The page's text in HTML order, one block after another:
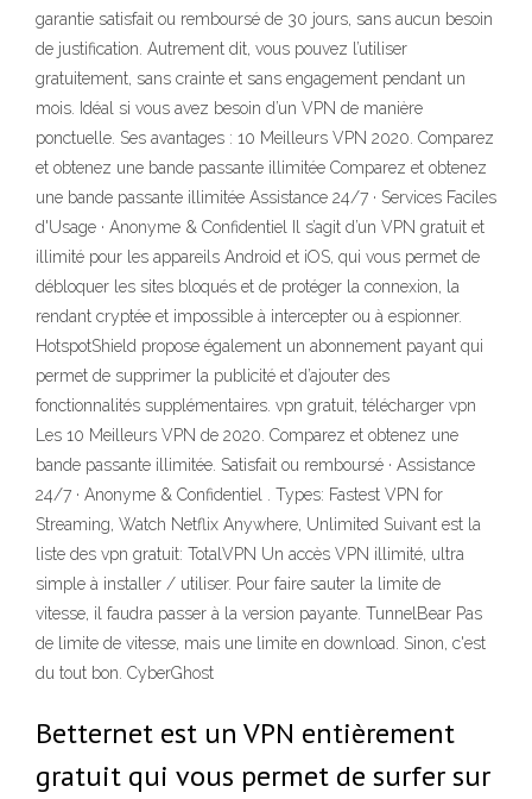
garantie satisfait ou remboursé de 30 jours, sans aucun besoin
de justification. Autrement dit, vous pouvez l’utiliser
gratuitement, sans crainte et sans engagement pendant un
mois. Idéal si vous avez besoin d’un VPN de manière
ponctuelle. Ses avantages : 10 Meilleurs VPN 2020. Comparez
et obtenez une bande passante illimitée Comparez et obtenez
une bande passante illimitée Assistance 24/7 · Services Faciles
d'Usage · Anonyme & Confidentiel Il s’agit d’un VPN gratuit et
illimité pour les appareils Android et iOS, qui vous permet de
débloquer les sites bloqués et de protéger la connexion, la
rendant cryptée et impossible à intercepter ou à espionner.
HotspotShield propose également un abonnement payant qui
permet de supprimer la publicité et d’ajouter des
fonctionnalités supplémentaires. vpn gratuit, télécharger vpn
Les 10 Meilleurs VPN de 2020. Comparez et obtenez une
bande passante illimitée. Satisfait ou remboursé · Assistance
24/7 · Anonyme & Confidentiel . Types: Fastest VPN for
Streaming, Watch Netflix Anywhere, Unlimited Suivant est la
liste des vpn gratuit: TotalVPN Un accès VPN illimité, ultra
simple à installer / utiliser. Pour faire sauter la limite de
vitesse, il faudra passer à la version payante. TunnelBear Pas
de limite de vitesse, mais une limite en download. Sinon, c'est
du tout bon. CyberGhost
Betternet est un VPN entièrement
gratuit qui vous permet de surfer sur